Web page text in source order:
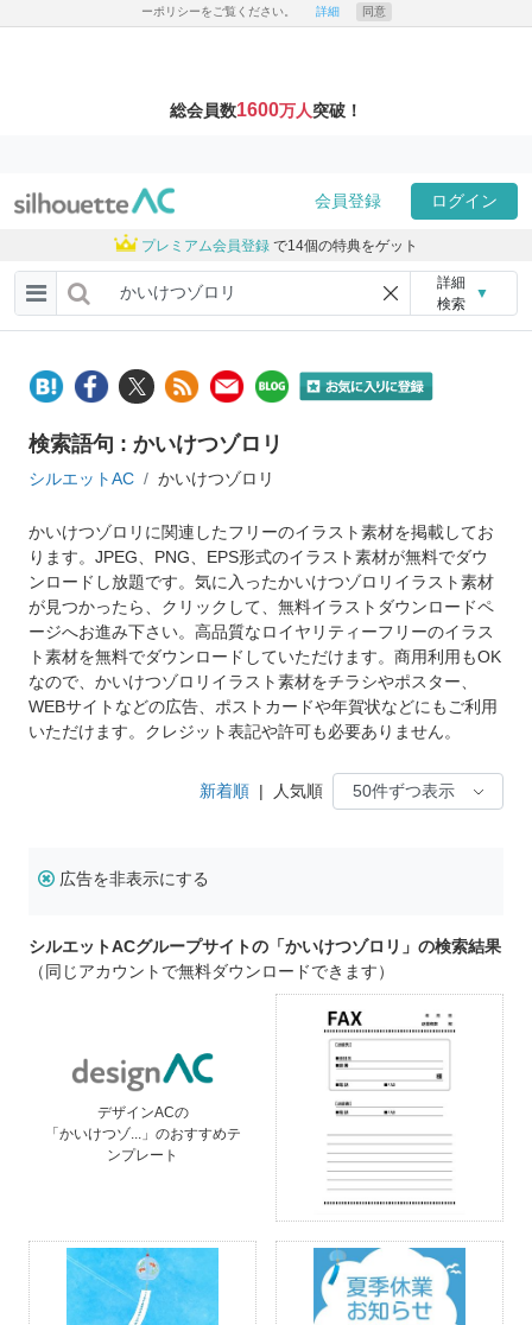
ーポリシーをご覧ください。 詳細 同意
総会員数1600万人突破！
会員登録 ログイン
プレミアム会員登録 で14個の特典をゲット
詳細
検索
▼
検索語句 : かいけつゾロリ
シルエットAC かいけつゾロリ
かいけつゾロリに関連したフリーのイラスト素材を掲載してお
ります。JPEG、PNG、EPS形式のイラスト素材が無料でダウ
ンロードし放題です。気に入ったかいけつゾロリイラスト素材
が見つかったら、クリックして、無料イラストダウンロードペ
ージへお進み下さい。高品質なロイヤリティーフリーのイラス
ト素材を無料でダウンロードしていただけます。商用利用もOK
なので、かいけつゾロリイラスト素材をチラシやポスター、
WEBサイトなどの広告、ポストカードや年賀状などにもご利用
いただけます。クレジット表記や許可も必要ありません。
新着順 | 人気順
広告を非表示にする
シルエットACグループサイトの「かいけつゾロリ」の検索結果
（同じアカウントで無料ダウンロードできます）
デザインACの
「かいけつゾ...」のおすすめテ
ンプレート